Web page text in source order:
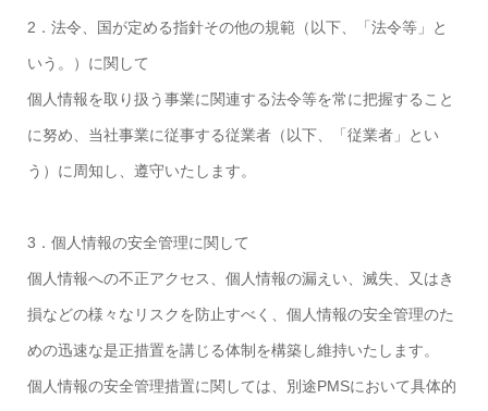
2．法令、国が定める指針その他の規範（以下、「法令等」と
いう。）に関して
個人情報を取り扱う事業に関連する法令等を常に把握すること
に努め、当社事業に従事する従業者（以下、「従業者」とい
う）に周知し、遵守いたします。
3．個人情報の安全管理に関して
個人情報への不正アクセス、個人情報の漏えい、滅失、又はき
損などの様々なリスクを防止すべく、個人情報の安全管理のた
めの迅速な是正措置を講じる体制を構築し維持いたします。
個人情報の安全管理措置に関しては、別途PMSにおいて具体的